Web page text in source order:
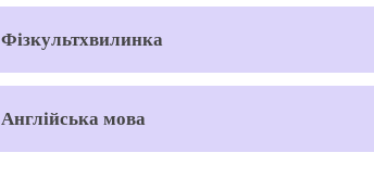
Фізкультхвилинка
Англійська мова